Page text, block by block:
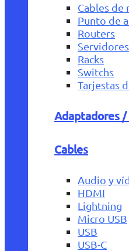
Cables de
Punto de
Routers
Racks
Switchs
Tarjestas
Adaptadores
Cables
Audio y
HDMI
Lightning
Micro USB
USB
USB-C